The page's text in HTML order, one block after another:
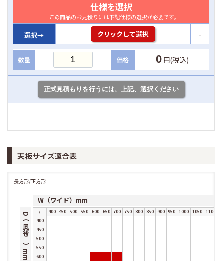
仕様を選択
この商品のお見積りには下記仕様の選択が必要です。
選択→ クリックして選択 -
数量 価格 0 円(税込)
天板サイズ適合表
長方形/正方形
W（ワイド）mm
D（奥行き）mm
/ 400 450 500 550 600 650 700 750 800 850 900 950 1000 1050 1100
400
450
500
550
600